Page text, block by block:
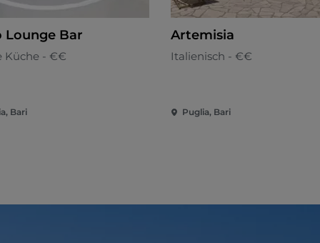
Lounge Bar
Küche - €€
Bari
Artemisia
Italienisch - €€
Puglia, Bari